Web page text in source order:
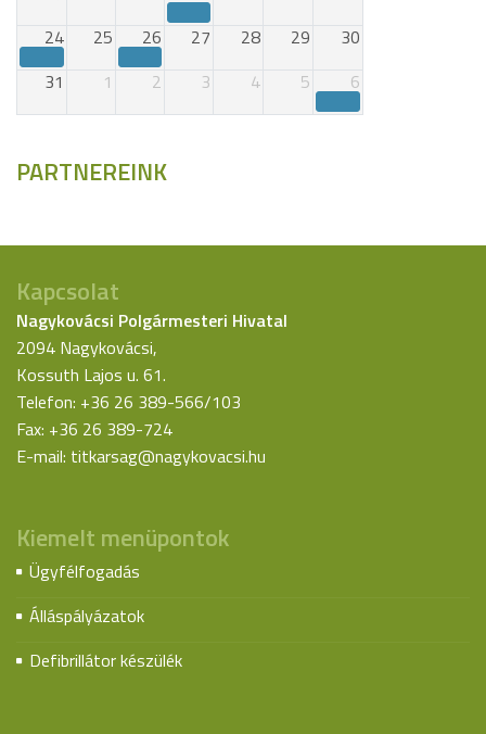
24
25 26 27 28 29
30
31
1 2 3 4 5 6
PARTNEREINK
Kapcsolat
Nagykovácsi Polgármesteri Hivatal
2094 Nagykovácsi,
Kossuth Lajos u. 61.
Telefon: +36 26 389-566/103
Fax: +36 26 389-724
E-mail: titkarsag@nagykovacsi.hu
Kiemelt menüpontok
Ügyfélfogadás
Álláspályázatok
Defibrillátor készülék